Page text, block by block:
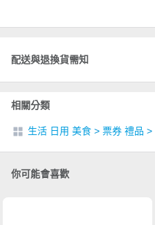
配送與退換貨需知
相關分類
生活 日用 美食 > 票券 禮品 >
你可能會喜歡